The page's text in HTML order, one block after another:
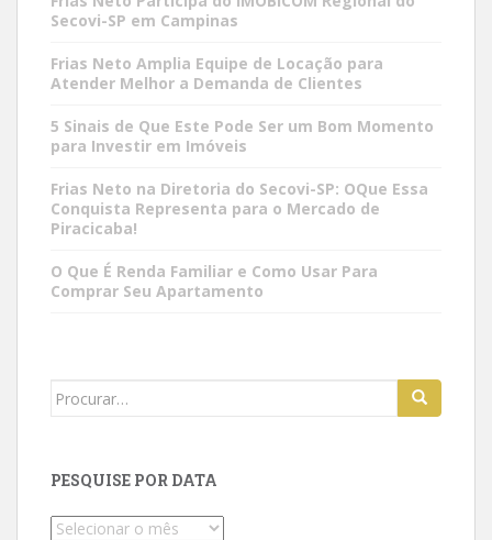
Secovi-SP em Campinas
Frias Neto Amplia Equipe de Locação para
Atender Melhor a Demanda de Clientes
5 Sinais de Que Este Pode Ser um Bom Momento
para Investir em Imóveis
Frias Neto na Diretoria do Secovi-SP: OQue Essa
Conquista Representa para o Mercado de
Piracicaba!
O Que É Renda Familiar e Como Usar Para
Comprar Seu Apartamento
Search
PESQUISE POR DATA
Pesquise